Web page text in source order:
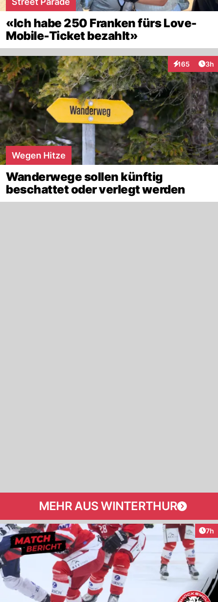
«Ich habe 250 Franken fürs Love-
Mobile-Ticket bezahlt»
165
Interaktionen
3h
Wegen Hitze
Wanderwege sollen künftig
beschattet oder verlegt werden
MEHR AUS WINTERTHUR
7h